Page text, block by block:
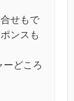
せもで
ンスも
ーどころ